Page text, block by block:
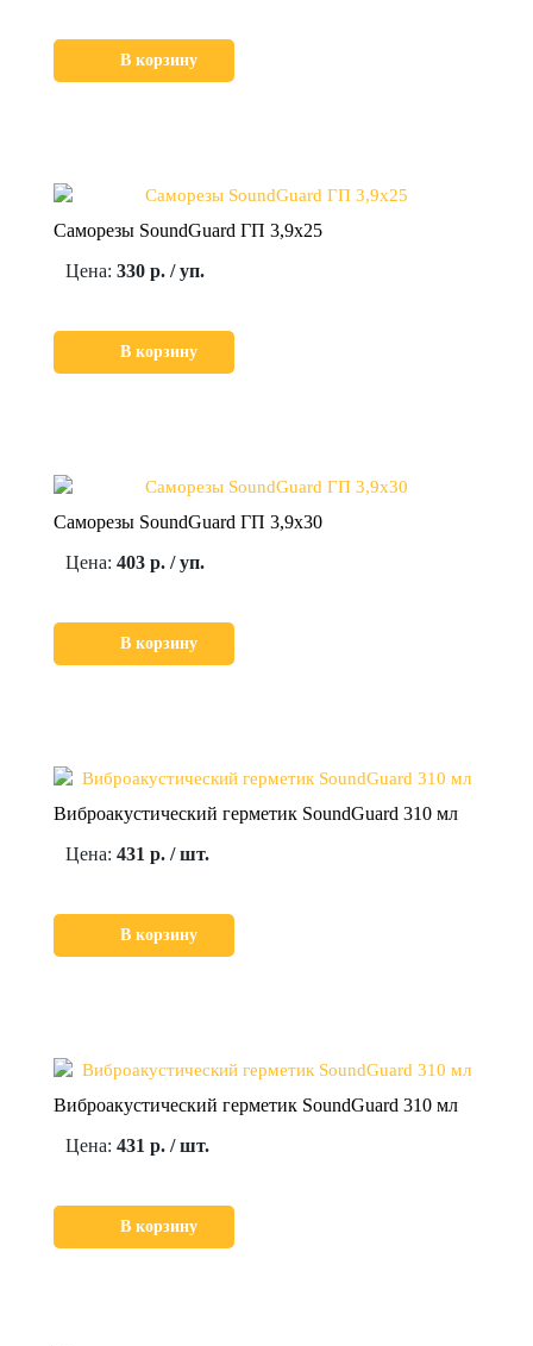
В корзину
Саморезы SoundGuard ГП 3,9х25
Цена: 330 р. / уп.
В корзину
Саморезы SoundGuard ГП 3,9х30
Цена: 403 р. / уп.
В корзину
Виброакустический герметик SoundGuard 310 мл
Цена: 431 р. / шт.
В корзину
Виброакустический герметик SoundGuard 310 мл
Цена: 431 р. / шт.
В корзину